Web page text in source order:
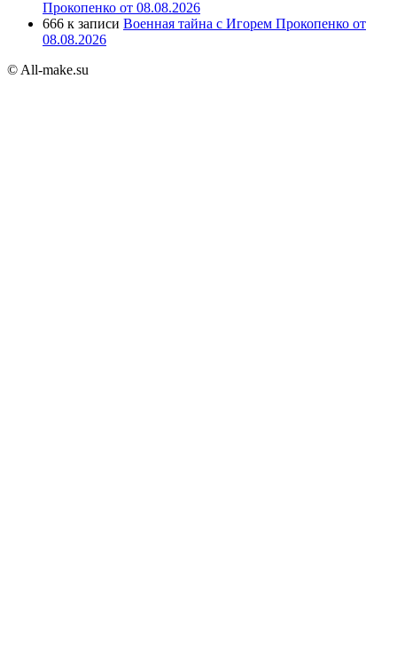
Прокопенко от 08.08.2026
666 к записи Военная тайна с Игорем Прокопенко от
08.08.2026
© All-make.su